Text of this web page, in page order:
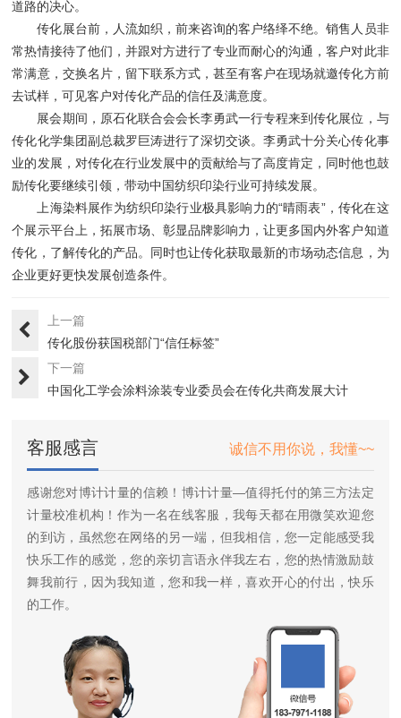
道路的决心。
传化展台前，人流如织，前来咨询的客户络绎不绝。销售人员非
常热情接待了他们，并跟对方进行了专业而耐心的沟通，客户对此非
常满意，交换名片，留下联系方式，甚至有客户在现场就邀传化方前
去试样，可见客户对传化产品的信任及满意度。
展会期间，原石化联合会会长李勇武一行专程来到传化展位，与
传化化学集团副总裁罗巨涛进行了深切交谈。李勇武十分关心传化事
业的发展，对传化在行业发展中的贡献给与了高度肯定，同时他也鼓
励传化要继续引领，带动中国纺织印染行业可持续发展。
上海染料展作为纺织印染行业极具影响力的“晴雨表”，传化在这
个展示平台上，拓展市场、彰显品牌影响力，让更多国内外客户知道
传化，了解传化的产品。同时也让传化获取最新的市场动态信息，为
企业更好更快发展创造条件。
上一篇
传化股份获国税部门“信任标签”
下一篇
中国化工学会涂料涂装专业委员会在传化共商发展大计
客服感言 诚信不用你说，我懂~~
感谢您对博计计量的信赖！博计计量—值得托付的第三方法定
计量校准机构！作为一名在线客服，我每天都在用微笑欢迎您
的到访，虽然您在网络的另一端，但我相信，您一定能感受我
快乐工作的感觉，您的亲切言语永伴我左右，您的热情激励鼓
舞我前行，因为我知道，您和我一样，喜欢开心的付出，快乐
的工作。